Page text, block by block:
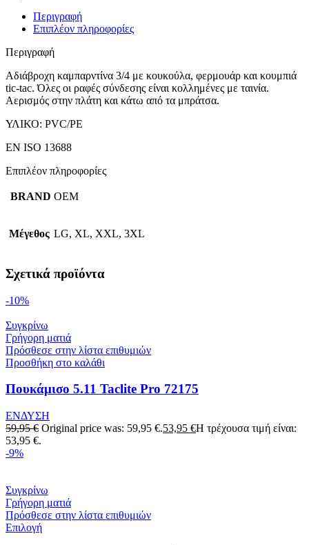
Περιγραφή
Επιπλέον πληροφορίες
Περιγραφή
Αδιάβροχη καμπαρντίνα 3/4 με κουκούλα, φερμουάρ και κουμπιά
tic-tac. Όλες οι ραφές σύνδεσης είναι κολλημένες με ταινία.
Αερισμός στην πλάτη και κάτω από τα μπράτσα.
ΥΛΙΚΟ: PVC/PE
EN ISO 13688
Επιπλέον πληροφορίες
BRAND ΟΕΜ
Μέγεθος LG, XL, XXL, 3XL
Σχετικά προϊόντα
-10%
Συγκρίνω
Γρήγορη ματιά
Πρόσθεσε στην λίστα επιθυμιών
Προσθήκη στο καλάθι
Πουκάμισο 5.11 Taclite Pro 72175
ΕΝΔΥΣΗ
59,95€ Original price was: 59,95 €.53,95 €Η τρέχουσα τιμή είναι:
53,95 €.
-9%
Συγκρίνω
Γρήγορη ματιά
Πρόσθεσε στην λίστα επιθυμιών
Επιλογή